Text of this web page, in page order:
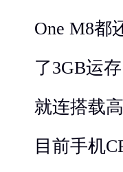
One M8都
了3GB运
就连搭载
目前手机